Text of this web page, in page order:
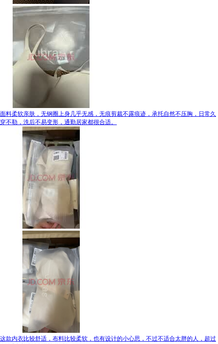
面料柔软亲肤，无钢圈上身几乎无感，无痕剪裁不露痕迹，承托自然不压胸，日常久
穿不勒，洗后不易变形，通勤居家都很合适。
这款内衣比较舒适，布料比较柔软，也有设计的小心思，不过不适合太胖的人，超过